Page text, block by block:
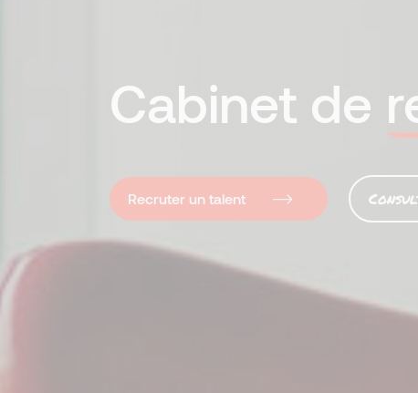
Cabinet de
Recruter un talent